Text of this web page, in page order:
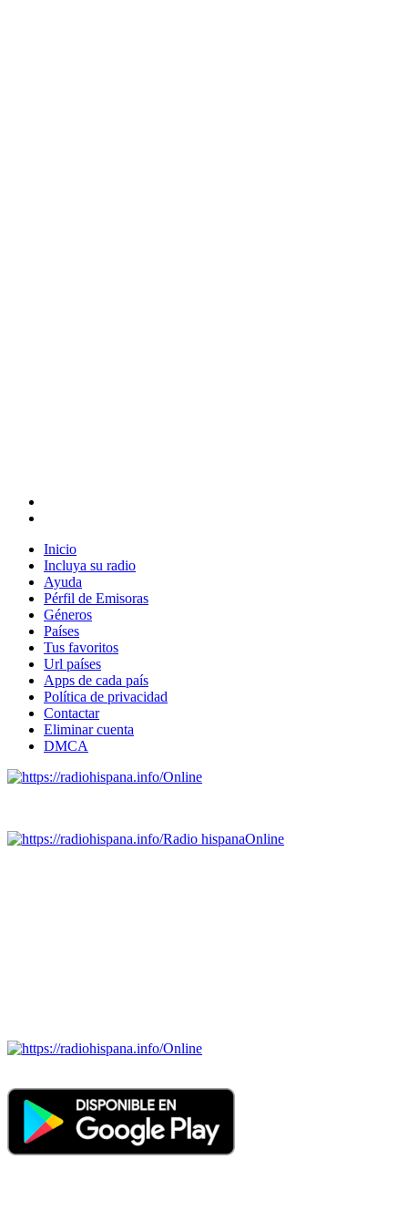
Inicio
Incluya su radio
Ayuda
Pérfil de Emisoras
Géneros
Países
Tus favoritos
Url países
Apps de cada país
Política de privacidad
Contactar
Eliminar cuenta
DMCA
Online
Radio hispanaOnline
Online